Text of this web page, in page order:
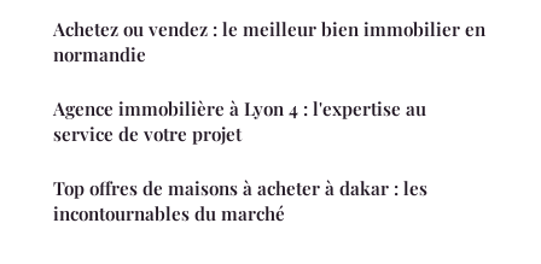
Achetez ou vendez : le meilleur bien immobilier en
normandie
Agence immobilière à Lyon 4 : l'expertise au
service de votre projet
Top offres de maisons à acheter à dakar : les
incontournables du marché